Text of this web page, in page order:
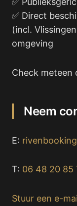
✅ Direct
(incl.
omgeving
Check meteen
Neem
E:
T: 06 48 20 85
Stuur een e-